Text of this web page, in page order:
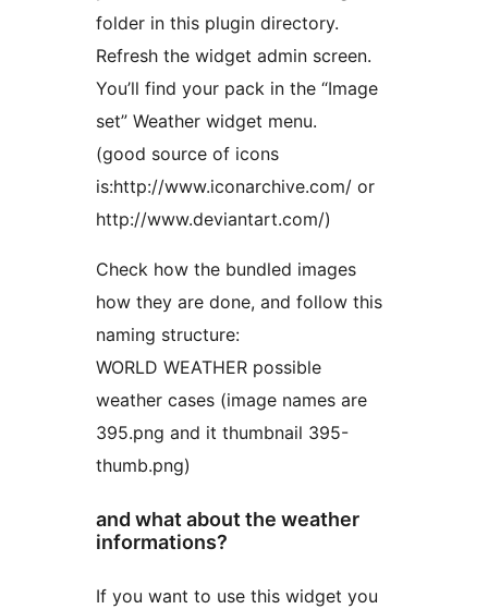
folder in this plugin directory.
Refresh the widget admin screen.
You’ll find your pack in the “Image
set” Weather widget menu.
(good source of icons
is:http://www.iconarchive.com/ or
http://www.deviantart.com/)
Check how the bundled images
how they are done, and follow this
naming structure:
WORLD WEATHER possible
weather cases (image names are
395.png and it thumbnail 395-
thumb.png)
and what about the weather
informations?
If you want to use this widget you